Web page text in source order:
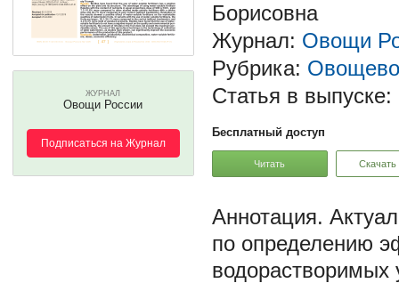
ЖУРНАЛ
Овощи России
Подписаться на Журнал
Борисовна
Журнал: Овощи
Рубрика:
Статья в выпуске:
Бесплатный доступ
Читать Скачать
по определению
водорастворимых